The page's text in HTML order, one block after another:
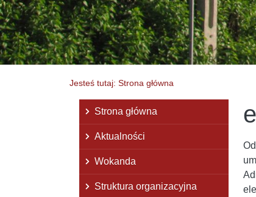
Jesteś tutaj: Strona główna
Menu główne
Strona główna
Aktualności
Wokanda
Struktura organizacyjna